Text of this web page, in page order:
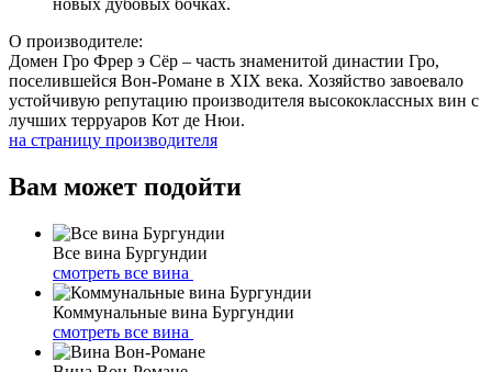
О производителе:
Домен Гро Фрер э Сёр – часть знаменитой династии Гро,
поселившейся Вон-Романе в XIX века. Хозяйство завоевало
устойчивую репутацию производителя высококлассных вин с
лучших терруаров Кот де Нюи.
на страницу производителя
Вам может подойти
Все вина Бургундии
смотреть все вина
Коммунальные вина Бургундии
смотреть все вина